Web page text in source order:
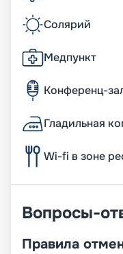
Солярий
Медпункт
Конференц-
Гладильная
Wi-fi в зоне
Вопросы-
Правила